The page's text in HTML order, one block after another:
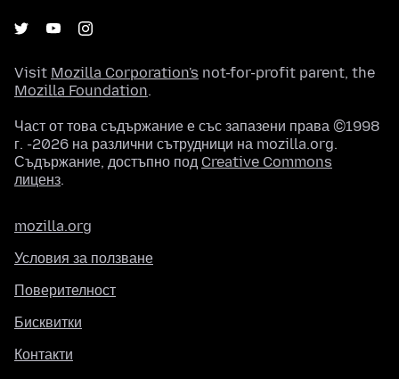
Visit Mozilla Corporation's not-for-profit parent, the
Mozilla Foundation.
Част от това съдържание е със запазени права ©1998
г. -2026 на различни сътрудници на mozilla.org.
Съдържание, достъпно под Creative Commons
лиценз.
mozilla.org
Условия за ползване
Поверителност
Бисквитки
Контакти